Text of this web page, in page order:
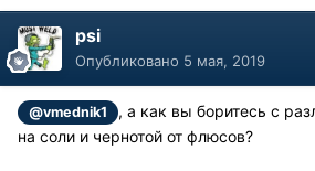
psi
Опубликовано 5 мая, 2019
@vmednik1
, а как вы боритесь с
на соли и чернотой от флюсов?